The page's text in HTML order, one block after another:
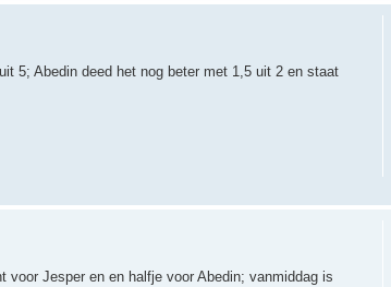
5; Abedin deed het nog beter met 1,5 uit 2 en staat
voor Jesper en en halfje voor Abedin; vanmiddag is